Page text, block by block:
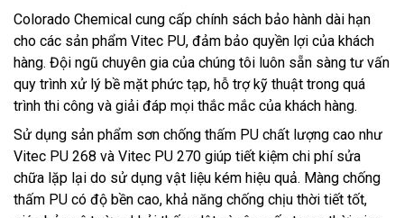
Colorado Chemical cung cấp chính sách bảo hành dài hạn
cho các sản phẩm Vitec PU, đảm bảo quyền lợi của khách
hàng. Đội ngũ chuyên gia của chúng tôi luôn sẵn sàng tư vấn
quy trình xử lý bề mặt phức tạp, hỗ trợ kỹ thuật trong quá
trình thi công và giải đáp mọi thắc mắc của khách hàng.
Sử dụng sản phẩm sơn chống thấm PU chất lượng cao như
Vitec PU 268 và Vitec PU 270 giúp tiết kiệm chi phí sửa
chữa lặp lại do sử dụng vật liệu kém hiệu quả. Màng chống
thấm PU có độ bền cao, khả năng chống chịu thời tiết tốt,